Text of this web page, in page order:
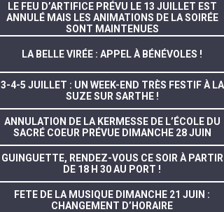
LE FEU D’ARTIFICE PRÉVU LE 13 JUILLET EST
ANNULÉ MAIS LES ANIMATIONS DE LA SOIRÉE
SONT MAINTENUES
LA BELLE VIRÉE : APPEL À BÉNÉVOLES !
3-4-5 JUILLET : UN WEEK-END TRÈS FESTIF À LA
SUZE SUR SARTHE !
ANNULATION DE LA KERMESSE DE L’ÉCOLE DU
SACRÉ COEUR PRÉVUE DIMANCHE 28 JUIN
GUINGUETTE, RENDEZ-VOUS CE SOIR À PARTIR
DE 18 H 30 AU PORT !
FETE DE LA MUSIQUE DIMANCHE 21 JUIN :
CHANGEMENT D’HORAIRE